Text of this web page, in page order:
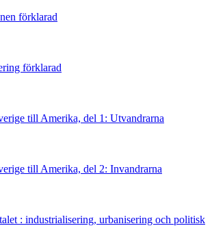
förklarad
förklarad
till Amerika, del 1: Utvandrarna
till Amerika, del 2: Invandrarna
: industrialisering, urbanisering och politisk